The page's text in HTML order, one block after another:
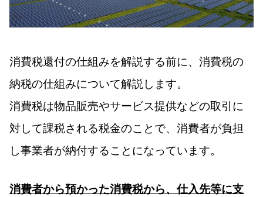
消費税還付の仕組みを解説する前に、消費税の
納税の仕組みについて解説します。
消費税は物品販売やサービス提供などの取引に
対して課税される税金のことで、消費者が負担
し事業者が納付することになっています。
消費者から預かった消費税から、仕入先等に支